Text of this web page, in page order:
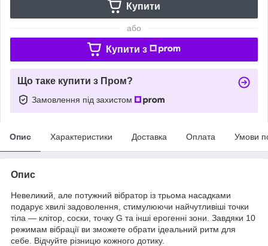
Купити
або
Купити з
Що таке купити з Пром?
Замовлення під захистом
Опис Характеристики Доставка Оплата Умови
Опис
Невеликий, але потужний вібратор із трьома насадками
подарує хвилі задоволення, стимулюючи найчутливіші точки
тіла — клітор, соски, точку G та інші ерогенні зони. Завдяки 10
режимам вібрації ви зможете обрати ідеальний ритм для
себе. Відчуйте різницю кожного дотику.